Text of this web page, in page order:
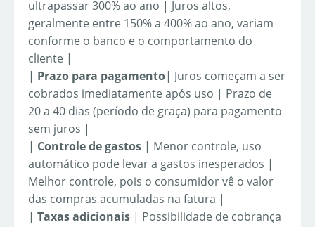
ultrapassar 300% ao ano | Juros altos,
geralmente entre 150% a 400% ao ano, variam
conforme o banco e o comportamento do
cliente |
| Prazo para pagamento| Juros começam a ser
cobrados imediatamente após uso | Prazo de
20 a 40 dias (período de graça) para pagamento
sem juros |
| Controle de gastos | Menor controle, uso
automático pode levar a gastos inesperados |
Melhor controle, pois o consumidor vê o valor
das compras acumuladas na fatura |
| Taxas adicionais | Possibilidade de cobrança